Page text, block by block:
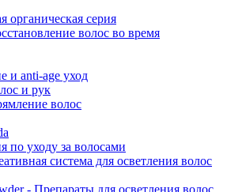
органическая серия
волос во время
и anti-age уход
и рук
волос
по уходу за волосами
система для осветления волос
- Препараты для осветления волос